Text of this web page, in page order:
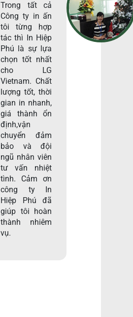
Trong tất cả
Công ty in ấn
tôi từng hợp
tác thì In Hiệp
Phú là sự lựa
chọn tốt nhất
cho LG
Vietnam. Chất
lượng tốt, thời
gian in nhanh,
giá thành ổn
định,vận
chuyển đảm
bảo và đội
ngũ nhân viên
tư vấn nhiệt
tình. Cảm ơn
công ty In
Hiệp Phú đã
giúp tôi hoàn
thành nhiêm
vụ.